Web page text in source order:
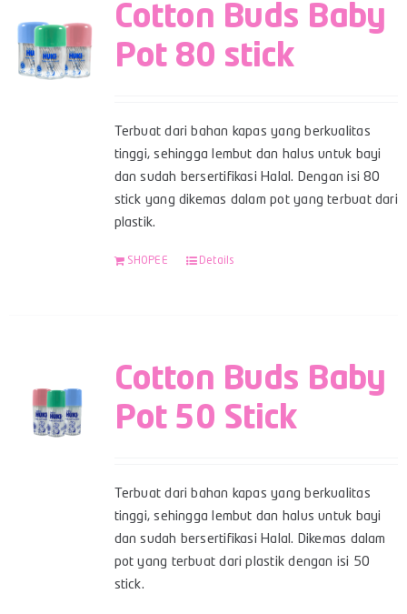
Cotton Buds Baby
Pot 80 stick
Terbuat dari bahan kapas yang berkualitas
tinggi, sehingga lembut dan halus untuk bayi
dan sudah bersertifikasi Halal. Dengan isi 80
stick yang dikemas dalam pot yang terbuat dari
plastik.
SHOPEE Details
Cotton Buds Baby
Pot 50 Stick
Terbuat dari bahan kapas yang berkualitas
tinggi, sehingga lembut dan halus untuk bayi
dan sudah bersertifikasi Halal. Dikemas dalam
pot yang terbuat dari plastik dengan isi 50
stick.